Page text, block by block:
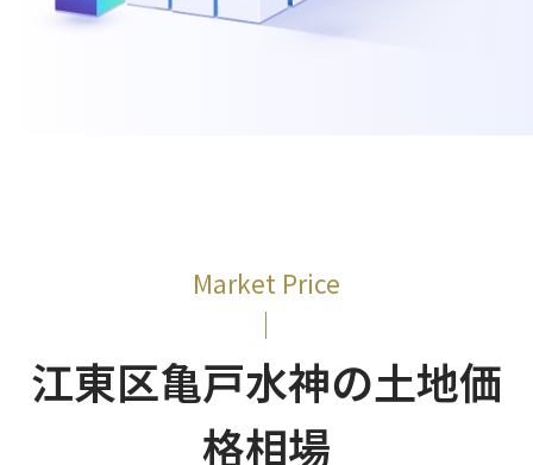
Market Price
江東区亀戸水神の土地価
格相場